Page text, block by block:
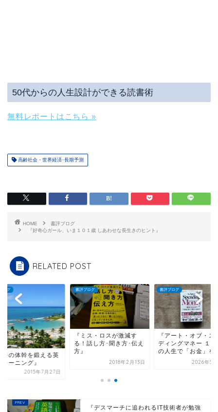
50代からの人生設計ができる読書術
無料レポートはこちら »
高齢社会・世界経済･長期予測
HOME
書評ブログ
『好奇心ガール、いま１０１歳 しあわせな長生きのヒント』
RELATED POST
ログ
養の体幹を鍛える英
レーニング』
2015年7月27日
書評ブログ
『ミス・ロスが激減す
る！話し方･聞き方･伝え
方』
2018年2月13日
書評ブログ
『アート・オブ・ス
ディングマネー １度
の人生で「お金」を
2026年5
『デスマーチに追われるIT技術者が勉強